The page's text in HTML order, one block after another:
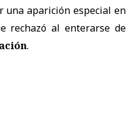
una aparición especial en
rechazó al enterarse de
.